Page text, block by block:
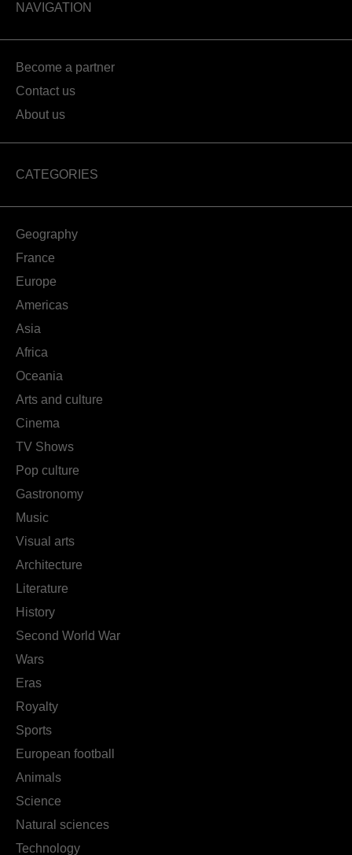
NAVIGATION
Become a partner
Contact us
About us
CATEGORIES
Geography
France
Europe
Americas
Asia
Africa
Oceania
Arts and culture
Cinema
TV Shows
Pop culture
Gastronomy
Music
Visual arts
Architecture
Literature
History
Second World War
Wars
Eras
Royalty
Sports
European football
Animals
Science
Natural sciences
Technology